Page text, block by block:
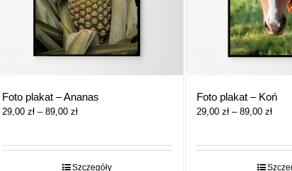
Foto plakat – Ananas
29,00 zł – 89,00 złZakres
29,00 zł
do
Szczegóły
Foto plakat – Koń
29,00 zł – 89,00 zł
do